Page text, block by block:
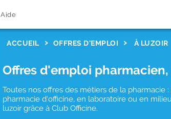
Aide
ACCUEIL OFFRES D'EMPLOI À LUZOIR
Offres d'emploi
Toutes nos offres des métiers de la pharmacie
pharmacie d'officine, en laboratoire ou en
luzoir grâce à Club Officine.